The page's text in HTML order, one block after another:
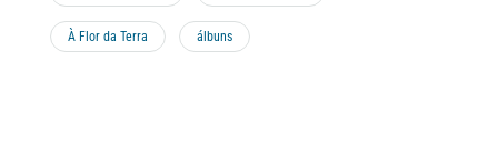
À Flor da Terra álbuns